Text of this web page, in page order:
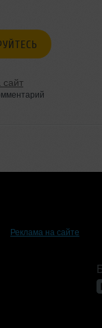
сайт
Реклама на сайте